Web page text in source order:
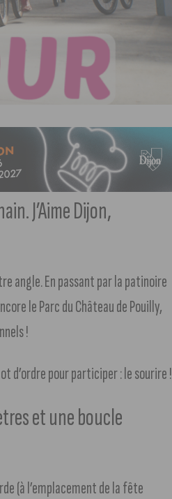
J’Aime Dijon,
angle. En passant par la patinoire
le Parc du Château de Pouilly,
!
d’ordre pour participer : le sourire !
et une boucle
(à l’emplacement de la fête